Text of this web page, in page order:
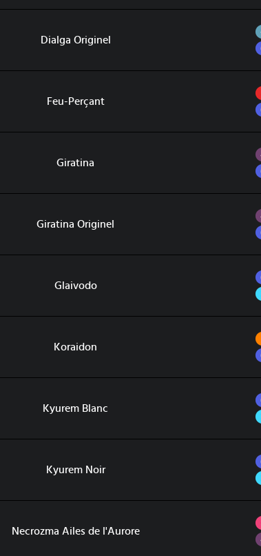
Dialga Originel
Feu-Perçant
Giratina
Giratina Originel
Glaivodo
Koraidon
Kyurem Blanc
Kyurem Noir
Necrozma Ailes de l'Aurore